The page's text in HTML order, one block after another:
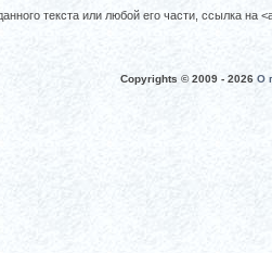
текста или любой его части, ссылка
Copyrights © 2009 - 2026 О